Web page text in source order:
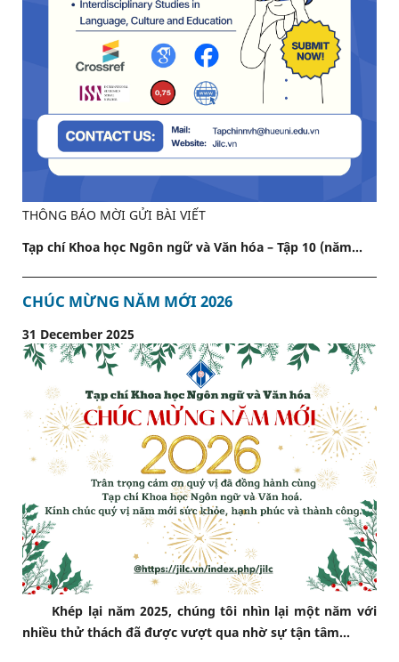
THÔNG BÁO MỜI GỬI BÀI VIẾT
Tạp chí Khoa học Ngôn ngữ và Văn hóa – Tập 10 (năm...
CHÚC MỪNG NĂM MỚI 2026
31 December 2025
Khép lại năm 2025, chúng tôi nhìn lại một năm với
nhiều thử thách đã được vượt qua nhờ sự tận tâm...